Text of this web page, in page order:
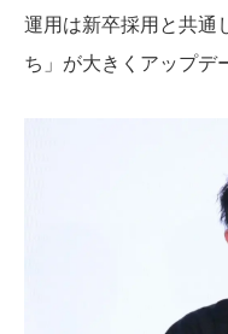
運用は新卒採用と共通
ち」が大きくアップデ